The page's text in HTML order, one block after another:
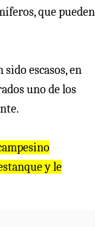
que pueden
escasos, en
uno de los
y le